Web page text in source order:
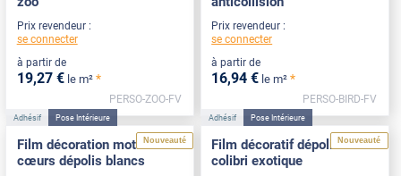
Prix revendeur :
se connecter
à partir de
19,27 € le m² *
PERSO-ZOO-FV
Prix revendeur :
se connecter
à partir de
16,94 € le m² *
PERSO-BIRD-FV
Nouveauté
Adhésif Pose Intérieure
Film décoration motif
cœurs dépolis blancs
Nouveauté
Adhésif Pose Intérieure
Film décoratif dépoli motif
colibri exotique